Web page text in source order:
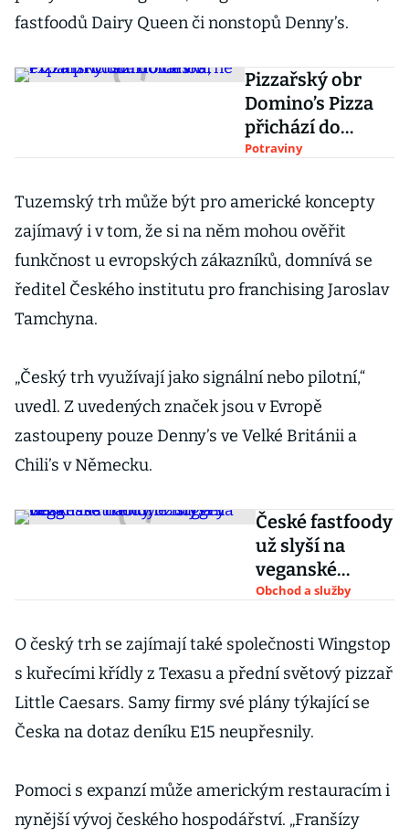
fastfoodů Dairy Queen či nonstopů Denny’s.
Pizzařský obr
Domino’s Pizza
přichází do
Česka, expanzi
Brně
Potraviny
Tuzemský trh může být pro americké koncepty
zajímavý i v tom, že si na něm mohou ověřit
funkčnost u evropských zákazníků, domnívá se
ředitel Českého institutu pro franchising Jaroslav
Tamchyna.
„Český trh využívají jako signální nebo pilotní,“
uvedl. Z uvedených značek jsou v Evropě
zastoupeny pouze Denny’s ve Velké Británii a
Chili’s v Německu.
České fastfoody
už slyší na
veganské
trendy. Burgery
nabídne Burger
King
Obchod a služby
O český trh se zajímají také společnosti Wingstop
s kuřecími křídly z Texasu a přední světový pizzař
Little Caesars. Samy firmy své plány týkající se
Česka na dotaz deníku E15 neupřesnily.
Pomoci s expanzí může americkým restauracím i
nynější vývoj českého hospodářství. „Franšízy